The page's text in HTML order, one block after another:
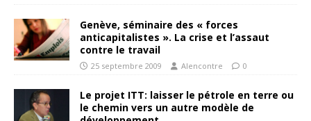
Genève, séminaire des « forces
anticapitalistes ». La crise et l’assaut
contre le travail
25 septembre 2009 Alencontre 0
Le projet ITT: laisser le pétrole en terre ou
le chemin vers un autre modèle de